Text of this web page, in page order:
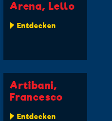
Arena, Lello
Entdecken
Artibani,
Francesco
Entdecken